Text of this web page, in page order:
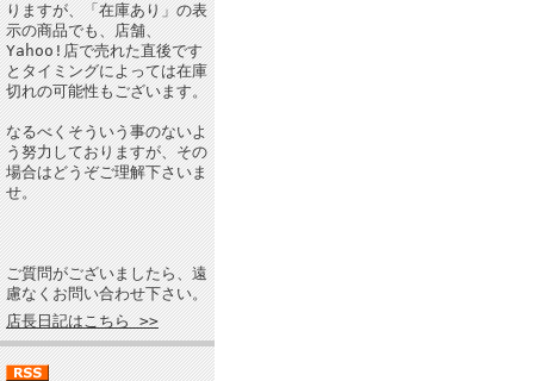
りますが、「在庫あり」の表
示の商品でも、店舗、
Yahoo!店で売れた直後です
とタイミングによっては在庫
切れの可能性もございます。
なるべくそういう事のないよ
う努力しておりますが、その
場合はどうぞご理解下さいま
せ。
ご質問がございましたら、遠
慮なくお問い合わせ下さい。
店長日記はこちら >>